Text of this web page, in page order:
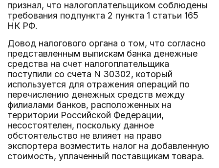
признал, что налогоплательщиком соблюдены
требования подпункта 2 пункта 1 статьи 165
НК РФ.
Довод налогового органа о том, что согласно
представленным выпискам банка денежные
средства на счет налогоплательщика
поступили со счета N 30302, который
используется для отражения операций по
перечислению денежных средств между
филиалами банков, расположенных на
территории Российской Федерации,
несостоятелен, поскольку данное
обстоятельство не влияет на право
экспортера возместить налог на добавленную
стоимость, уплаченный поставщикам товара.